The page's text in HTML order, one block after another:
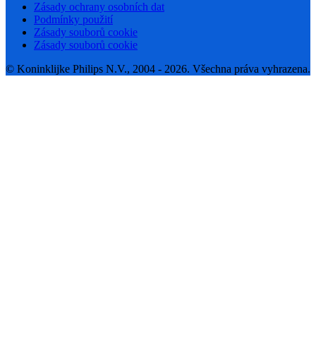
Zásady ochrany osobních dat
Podmínky použití
Zásady souborů cookie
Zásady souborů cookie
© Koninklijke Philips N.V., 2004 - 2026. Všechna práva vyhrazena.